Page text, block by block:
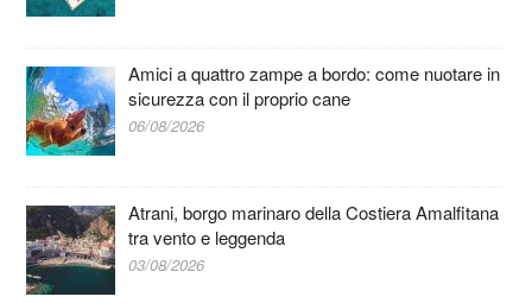
Amici a quattro zampe a bordo: come nuotare in
sicurezza con il proprio cane
06/08/2026
Atrani, borgo marinaro della Costiera Amalfitana
tra vento e leggenda
03/08/2026